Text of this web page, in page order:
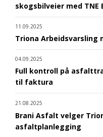
skogsbilveier med TNE
11.09.2025
Triona Arbeidsvarsling
04.09.2025
Full kontroll på
til faktura
21.08.2025
Brani Asfalt velger
asfaltplanlegging